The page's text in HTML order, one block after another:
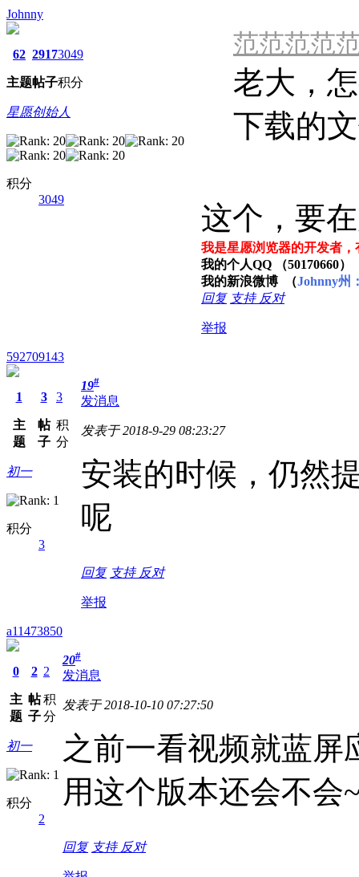
Johnny
62
主题
2917
帖子
3049
积分
星愿创始人
积分
3049
范范范范
老大，
下载的
这个，要
我是星愿浏览器的开发者
我的个人QQ （50170660）
我的新浪微博 （Johnny州
回复 支持 反对
举报
592709143
1
主
题
3
帖
子
3
积
分
初一
积分
3
19#
发消息
发表于 2018-9-29 08:23:27
安装的时候，仍然
呢
回复 支持 反对
举报
a11473850
0
主
题
2
帖
子
2
积
分
初一
积分
2
20#
发消息
发表于 2018-10-10 07:27:50
之前一看视频就蓝屏
用这个版本还会不会
回复 支持 反对